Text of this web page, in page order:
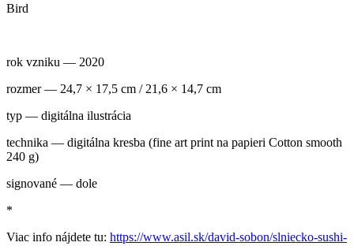
Bird
rok vzniku — 2020
rozmer — 24,7 × 17,5 cm / 21,6 × 14,7 cm
typ — digitálna ilustrácia
technika — digitálna kresba (fine art print na papieri Cotton smooth
240 g)
signované — dole
*
Viac info nájdete tu: https://www.asil.sk/david-sobon/slniecko-sushi-